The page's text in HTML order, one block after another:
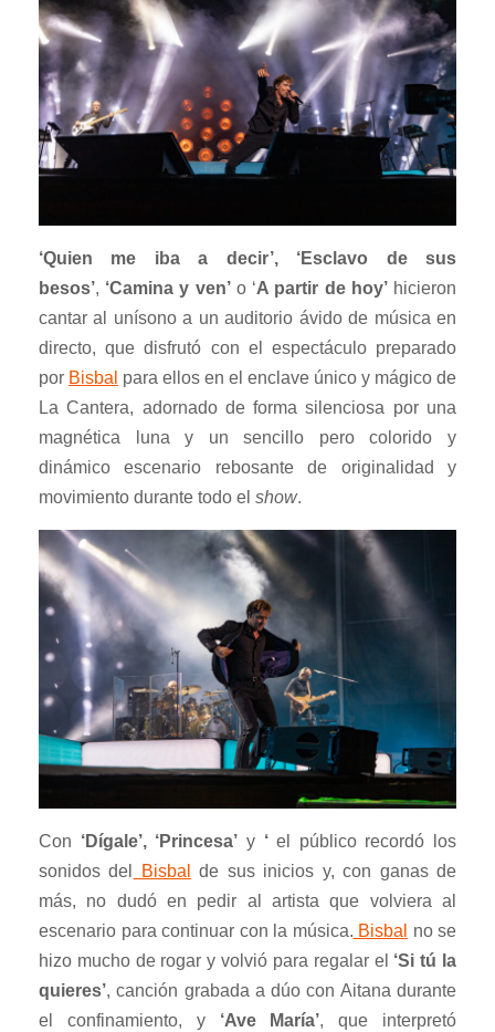
‘Quien me iba a decir’,
‘Esclavo de sus
besos’, ‘Camina y ven’ o ‘A partir de hoy’ hicieron
cantar al unísono a un auditorio ávido de música en
directo, que disfrutó con el espectáculo preparado
por Bisbal para ellos en el enclave único y mágico de
La Cantera, adornado de forma silenciosa por una
magnética luna y un sencillo pero colorido y
dinámico escenario rebosante de originalidad y
movimiento durante todo el show.
Con ‘Dígale’, ‘Princesa’ y ‘ el público recordó los
sonidos del
Bisbal
de sus inicios y, con ganas de
más, no dudó en pedir al artista que volviera al
escenario para continuar con la música. Bisbal
no se
hizo mucho de rogar y volvió para regalar el ‘Si tú la
quieres’, canción grabada a dúo con Aitana durante
el confinamiento, y ‘Ave María’, que interpretó